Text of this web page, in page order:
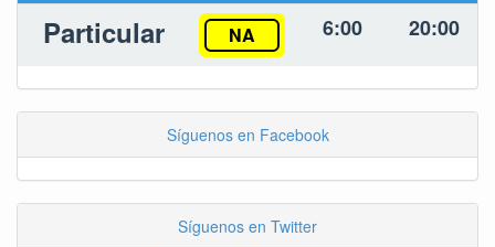
Particular NA 6:00 20:00
Síguenos en Facebook
Síguenos en Twitter